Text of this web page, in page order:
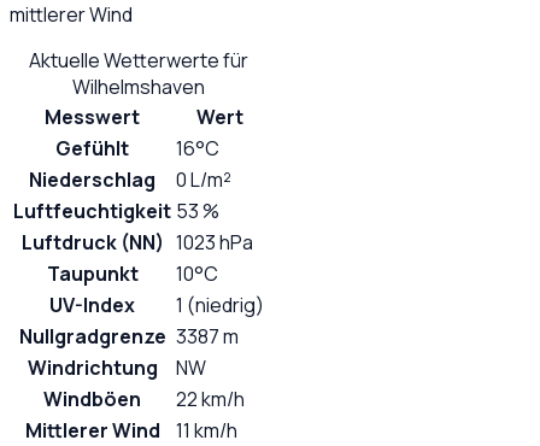
mittlerer Wind
Aktuelle Wetterwerte für
Wilhelmshaven
Messwert
Wert
Gefühlt
16°C
Niederschlag
0 L/m²
Luftfeuchtigkeit 53 %
Luftdruck (NN) 1023 hPa
Taupunkt
10°C
UV-Index
1 (niedrig)
Nullgradgrenze 3387 m
Windrichtung
NW
Windböen
22 km/h
Mittlerer Wind
11 km/h